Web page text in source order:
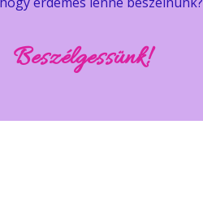
Beszélgessünk!